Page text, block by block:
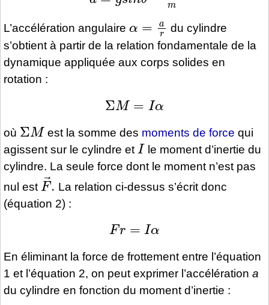
L’accélération angulaire
du cylindre
s’obtient à partir de la relation fondamentale de la
dynamique appliquée aux corps solides en
rotation :
ΣM =
où
ΣM
est la somme des moments de force qui
agissent sur le cylindre et
I
le moment d’inertie du
cylindre. La seule force dont le moment n’est pas
nul est
F→
La relation ci-dessus s’écrit donc
(équation 2) :
Fr
En éliminant la force de frottement entre l’équation
1 et l’équation 2, on peut exprimer l’accélération a
du cylindre en fonction du moment d’inertie :